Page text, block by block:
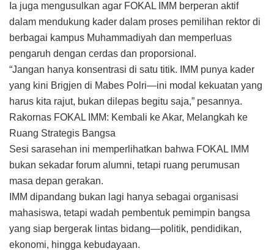
Ia juga mengusulkan agar FOKAL IMM berperan aktif
dalam mendukung kader dalam proses pemilihan rektor di
berbagai kampus Muhammadiyah dan memperluas
pengaruh dengan cerdas dan proporsional.
“Jangan hanya konsentrasi di satu titik. IMM punya kader
yang kini Brigjen di Mabes Polri—ini modal kekuatan yang
harus kita rajut, bukan dilepas begitu saja,” pesannya.
Rakornas FOKAL IMM: Kembali ke Akar, Melangkah ke
Ruang Strategis Bangsa
Sesi sarasehan ini memperlihatkan bahwa FOKAL IMM
bukan sekadar forum alumni, tetapi ruang perumusan
masa depan gerakan.
IMM dipandang bukan lagi hanya sebagai organisasi
mahasiswa, tetapi wadah pembentuk pemimpin bangsa
yang siap bergerak lintas bidang—politik, pendidikan,
ekonomi, hingga kebudayaan.